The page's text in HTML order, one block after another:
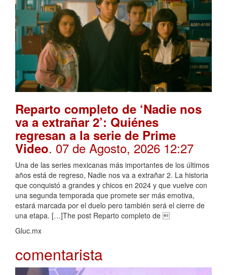
Reparto completo de ‘Nadie nos
va a extrañar 2’: Quiénes
regresan a la serie de Prime
Video. 07 de Agosto, 2026 12:27
Una de las series mexicanas más importantes de los últimos
años está de regreso, Nadie nos va a extrañar 2. La historia
que conquistó a grandes y chicos en 2024 y que vuelve con
una segunda temporada que promete ser más emotiva,
estará marcada por el duelo pero también será el cierre de
una etapa. […]The post Reparto completo de 
Gluc.mx
comentarista